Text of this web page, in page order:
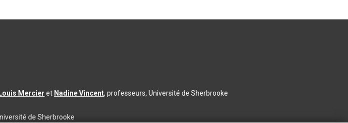
Louis Mercier et Nadine Vincent, professeurs, Université de Sherbrooke
de Sherbrooke